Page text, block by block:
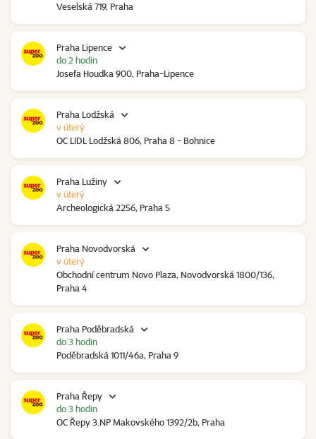
Veselská 719, Praha
Praha Lipence
Josefa Houdka 900, Praha-Lipence
do 2 hodin
Praha Lodžská
OC LIDL Lodžská 806, Praha 8 - Bohnice
v úterý
Praha Lužiny
Archeologická 2256, Praha 5
v úterý
Praha Novodvorská
Obchodní centrum Novo Plaza, Novodvorská 1800/136,
Praha 4
v úterý
Praha Poděbradská
Poděbradská 1011/46a, Praha 9
do 3 hodin
Praha Řepy
OC Řepy 3.NP Makovského 1392/2b, Praha
do 3 hodin